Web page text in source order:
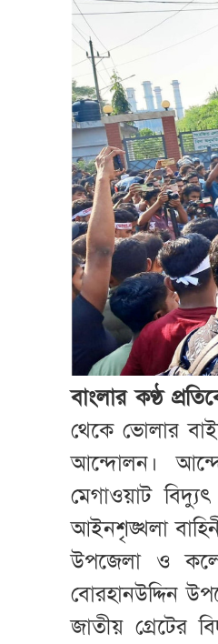
বাংলার কণ্ঠ
থেকে ভোলার
আন্দোলন।
মেগাওয়াট
আইনশৃঙ্খলা
উপজেলা ও
বোরহানউদ্দিন
জাতীয় গ্রেটের